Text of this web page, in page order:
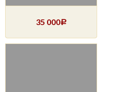
35 000Р